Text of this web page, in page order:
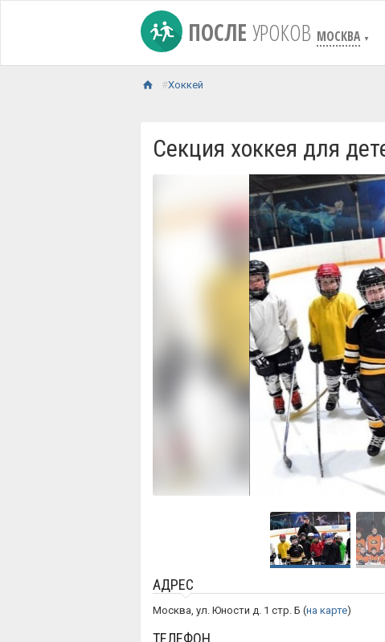
ПОСЛЕ УРОКОВ МОСКВА ▼
Хоккей
Секция хоккея для
АДРЕС
Москва, ул. Юности д. 1 стр. Б (на карте)
ТЕЛЕФОН